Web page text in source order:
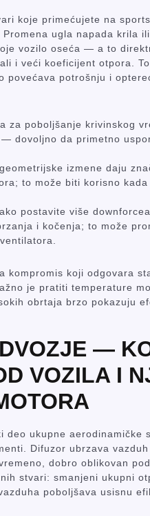
koje primećujete na
ugla napada krila
vozilo oseća — a to
i veći koeficijent otpora.
potrošnju i
za poboljšanje krivinskog
dovoljno da primetno
izmene daju
to može biti korisno
postavite više
i kočenja; to može
kompromis koji odgovara
je pratiti temperature
obrtaja brzo pokazuju
—
VOZILA I
deo ukupne aerodinamičke
Difuzor ubrzava
dobro oblikovan
stvari: smanjeni ukupni
poboljšava usisnu